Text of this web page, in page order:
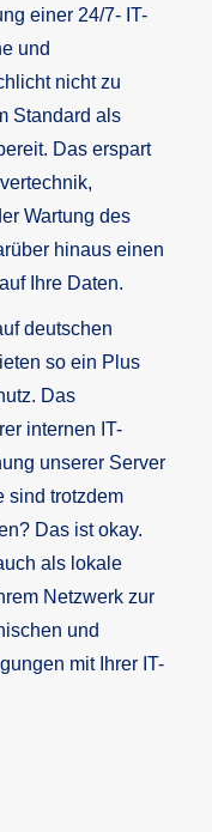
einer 24/7- IT-
und
nicht zu
Standard als
Das erspart
Wartung des
hinaus einen
Ihre Daten.
deutschen
so ein Plus
Das
internen IT-
unserer Server
sind trotzdem
Das ist okay.
als lokale
Netzwerk zur
und
mit Ihrer IT-